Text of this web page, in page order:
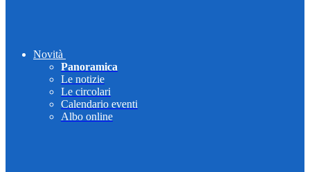
Novità
Panoramica
Le notizie
Le circolari
Calendario eventi
Albo online